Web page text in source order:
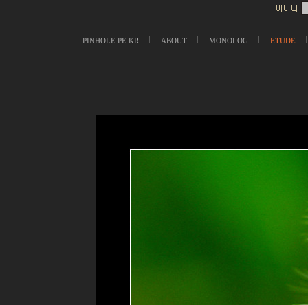
PINHOLE.PE.KR ABOUT MONOLOG ETUDE